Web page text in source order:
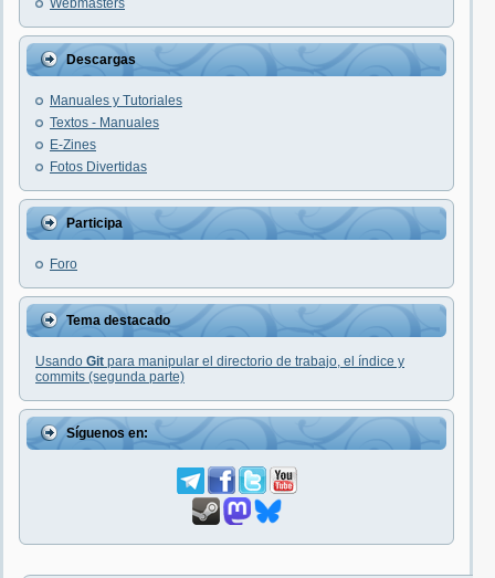
Webmasters
Descargas
Manuales y Tutoriales
Textos - Manuales
E-Zines
Fotos Divertidas
Participa
Foro
Tema destacado
Usando Git para manipular el directorio de trabajo, el índice y
commits (segunda parte)
Síguenos en: